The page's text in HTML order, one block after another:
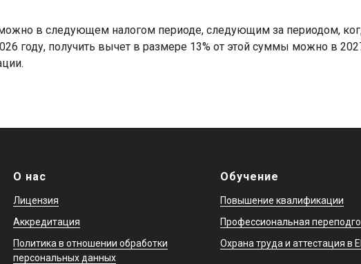
в следующем налогом периоде, следующим за периодом,
году, получить вычет в размере 13% от этой суммы можно в
О нас
Лицензия
Аккредитация
Политика в отношении обработки
персональных данных
Обучение
Повышение квалификации
Профессиональная
Охрана труда и аттестация в